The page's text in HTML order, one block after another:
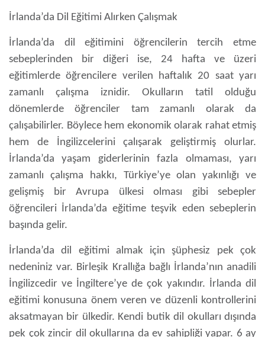
İrlanda’da Dil Eğitimi Alırken Çalışmak
İrlanda’da dil eğitimini öğrencilerin tercih etme
sebeplerinden bir diğeri ise, 24 hafta ve üzeri
eğitimlerde öğrencilere verilen haftalık 20 saat yarı
zamanlı çalışma iznidir. Okulların tatil olduğu
dönemlerde öğrenciler tam zamanlı olarak da
çalışabilirler. Böylece hem ekonomik olarak rahat etmiş
hem de İngilizcelerini çalışarak geliştirmiş olurlar.
İrlanda’da yaşam giderlerinin fazla olmaması, yarı
zamanlı çalışma hakkı, Türkiye’ye olan yakınlığı ve
gelişmiş bir Avrupa ülkesi olması gibi sebepler
öğrencileri İrlanda’da eğitime teşvik eden sebeplerin
başında gelir.
İrlanda’da dil eğitimialmak için şüphesiz pek çok
nedeniniz var. Birleşik Krallığa bağlı İrlanda’nın anadili
İngilizcedir ve İngiltere’ye de çok yakındır. İrlanda dil
eğitimi konusuna önem veren ve düzenli kontrollerini
aksatmayan bir ülkedir. Kendi butik dil okulları dışında
pek çok zincir dil okullarına da ev sahipliği yapar. 6 ay